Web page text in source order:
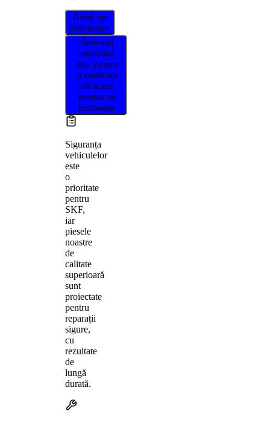
Găsiți un
distribuitor
Selectați
vehiculul
dvs. pentru
a confirma
că acest
produs se
potrivește
Siguranța
vehiculelor
este
o
prioritate
pentru
SKF,
iar
piesele
noastre
de
calitate
superioară
sunt
proiectate
pentru
reparații
sigure,
cu
rezultate
de
lungă
durată.